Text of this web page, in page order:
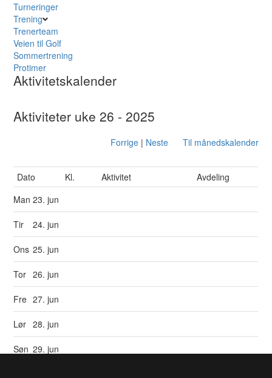
Turneringer
Trening
Trenerteam
Veien til Golf
Sommertrening
Protimer
Aktivitetskalender
Aktiviteter uke 26 - 2025
Forrige| Neste Til månedskalender
Dato Kl. Aktivitet
Avdeling
Man23. jun
Tir 24. jun
Ons 25. jun
Tor 26. jun
Fre 27. jun
Lør 28. jun
Søn 29. jun